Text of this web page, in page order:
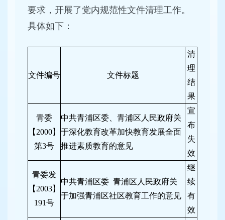
要求，开展了党内规范性文件清理工作。
具体如下：
文件编号 文件标题
清
理
结
果
青委
【2000】
第3号
中共青浦区委、青浦区人民政府关
于深化教育改革加快教育发展全面
推进素质教育的意见
宣
布
失
效
青委发
【2003】
191号
中共青浦区委 青浦区人民政府关
于加强青浦区社区教育工作的意见
继
续
有
效